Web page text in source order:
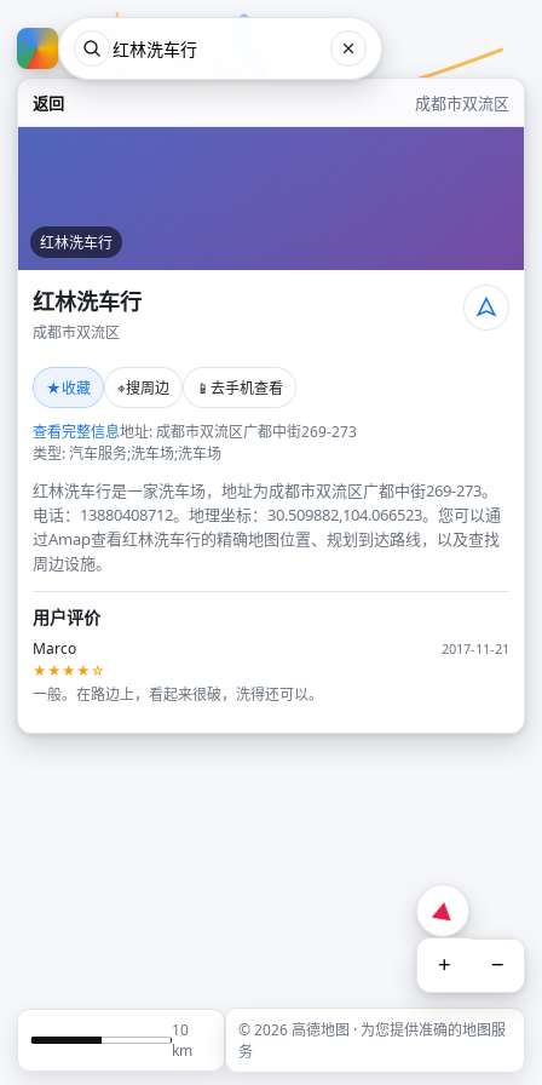
返回 成都市双流区
红林洗车行
红林洗车行
成都市双流区
★收藏 ⌖搜周边 📱 去手机查看
查看完整信息地址: 成都市双流区广都中街269-273
类型: 汽车服务;洗车场;洗车场
红林洗车行是一家洗车场，地址为成都市双流区广都中街269-273。
电话：13880408712。地理坐标：30.509882,104.066523。您可以通
过Amap查看红林洗车行的精确地图位置、规划到达路线，以及查找
周边设施。
用户评价
Marco
2017-11-21
★★★★☆
一般。在路边上，看起来很破，洗得还可以。
+ −
10
km
© 2026 高德地图 · 为您提供准确的地图服
务